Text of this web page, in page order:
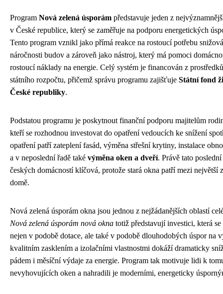
Program Nová zelená úsporám představuje jeden z
v České republice, který se zaměřuje na podporu energetických
Tento program vznikl jako přímá reakce na rostoucí potřebu
náročnosti budov a zároveň jako nástroj, který má pomoci
rostoucí náklady na energie. Celý systém je financován z
státního rozpočtu, přičemž správu programu zajišťuje Státní fond
České republiky.
Podstatou programu je poskytnout finanční podporu majitelům
kteří se rozhodnou investovat do opatření vedoucích ke snížení
opatření patří zateplení fasád, výměna střešní krytiny, instalace
a v neposlední řadě také výměna oken a dveří. Právě tato
českých domácností klíčová, protože stará okna patří mezi největší
domě.
Nová zelená úsporám okna jsou jednou z nejžádanějších oblastí
Nová zelená úsporám nová okna totiž představují investici, která
nejen v podobě dotace, ale také v podobě dlouhodobých úspor na
kvalitním zasklením a izolačními vlastnostmi dokáží dramaticky
pádem i měsíční výdaje za energie. Program tak motivuje lidi k
nevyhovujících oken a nahradili je moderními, energeticky